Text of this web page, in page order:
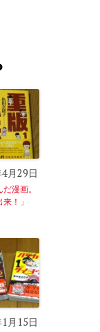
月29日
漫画。
来！」
月15日